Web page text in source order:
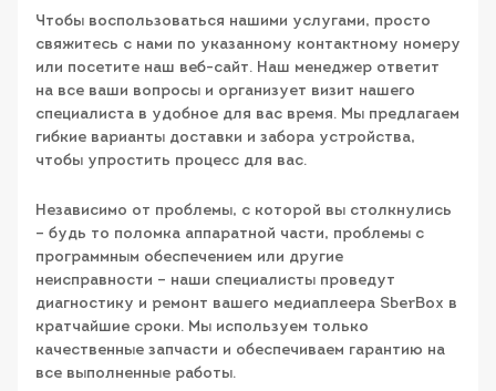
Чтобы воспользоваться нашими услугами, просто
свяжитесь с нами по указанному контактному номеру
или посетите наш веб-сайт. Наш менеджер ответит
на все ваши вопросы и организует визит нашего
специалиста в удобное для вас время. Мы предлагаем
гибкие варианты доставки и забора устройства,
чтобы упростить процесс для вас.
Независимо от проблемы, с которой вы столкнулись
– будь то поломка аппаратной части, проблемы с
программным обеспечением или другие
неисправности – наши специалисты проведут
диагностику и ремонт вашего медиаплеера SberBox в
кратчайшие сроки. Мы используем только
качественные запчасти и обеспечиваем гарантию на
все выполненные работы.